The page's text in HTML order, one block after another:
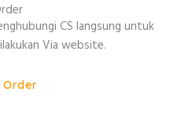
CS langsung untuk
Via website.